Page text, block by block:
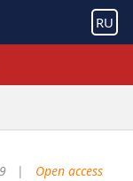
RU
Open access